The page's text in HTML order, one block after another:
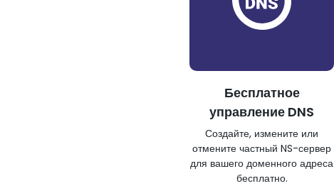
Бесплатное
управление DNS
Создайте, измените или
отмените частный NS-сервер
для вашего доменного адреса
бесплатно.